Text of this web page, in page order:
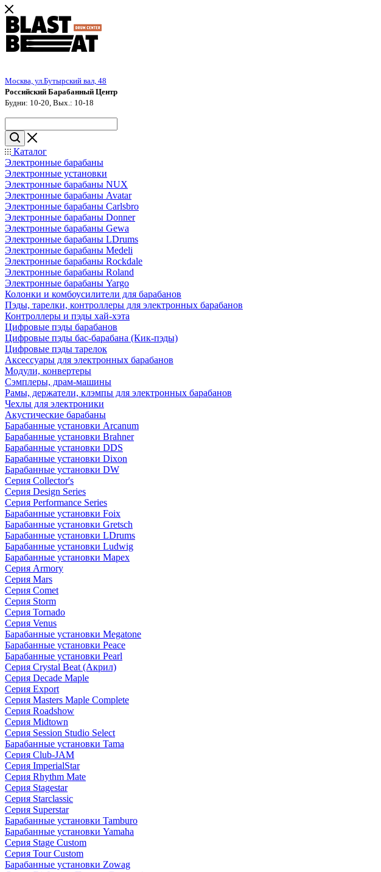
Москва, ул.Бутырский вал, 48
Российский Барабанный Центр
Будни: 10-20, Вых.: 10-18
Каталог
Электронные барабаны
Электронные установки
Электронные барабаны NUX
Электронные барабаны Avatar
Электронные барабаны Carlsbro
Электронные барабаны Donner
Электронные барабаны Gewa
Электронные барабаны LDrums
Электронные барабаны Medeli
Электронные барабаны Rockdale
Электронные барабаны Roland
Электронные барабаны Yargo
Колонки и комбоусилители для барабанов
Пэды, тарелки, контроллеры для электронных барабанов
Контроллеры и пэды хай-хэта
Цифровые пэды барабанов
Цифровые пэды бас-барабана (Кик-пэды)
Цифровые пэды тарелок
Аксессуары для электронных барабанов
Модули, конвертеры
Сэмплеры, драм-машины
Рамы, держатели, клэмпы для электронных барабанов
Чехлы для электроники
Акустические барабаны
Барабанные установки Arcanum
Барабанные установки Brahner
Барабанные установки DDS
Барабанные установки Dixon
Барабанные установки DW
Серия Collector's
Серия Design Series
Серия Performance Series
Барабанные установки Foix
Барабанные установки Gretsch
Барабанные установки LDrums
Барабанные установки Ludwig
Барабанные установки Mapex
Серия Armory
Серия Mars
Серия Comet
Серия Storm
Серия Tornado
Серия Venus
Барабанные установки Megatone
Барабанные установки Peace
Барабанные установки Pearl
Серия Crystal Beat (Акрил)
Серия Decade Maple
Серия Export
Серия Masters Maple Complete
Серия Roadshow
Серия Midtown
Серия Session Studio Select
Барабанные установки Tama
Серия Club-JAM
Серия ImperialStar
Серия Rhythm Mate
Серия Stagestar
Серия Starclassic
Серия Superstar
Барабанные установки Tamburo
Барабанные установки Yamaha
Серия Stage Custom
Серия Tour Custom
Барабанные установки Zowag